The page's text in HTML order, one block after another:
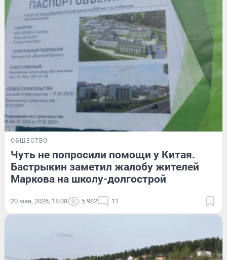
ОБЩЕСТВО
Чуть не попросили помощи у Китая.
Бастрыкин заметил жалобу жителей
Маркова на школу-долгострой
20 мая, 2026, 18:08 5 982 11